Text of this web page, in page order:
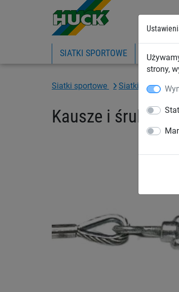
strony,
SIATKI SPORTOWE
Siatki sportowe Siatki na boiska
Kausze i śruby